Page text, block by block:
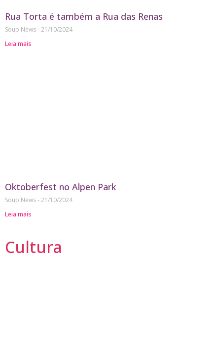
Rua Torta é também a Rua das Renas
Soup News 21/10/2024
Leia mais
Oktoberfest no Alpen Park
Soup News 21/10/2024
Leia mais
Cultura